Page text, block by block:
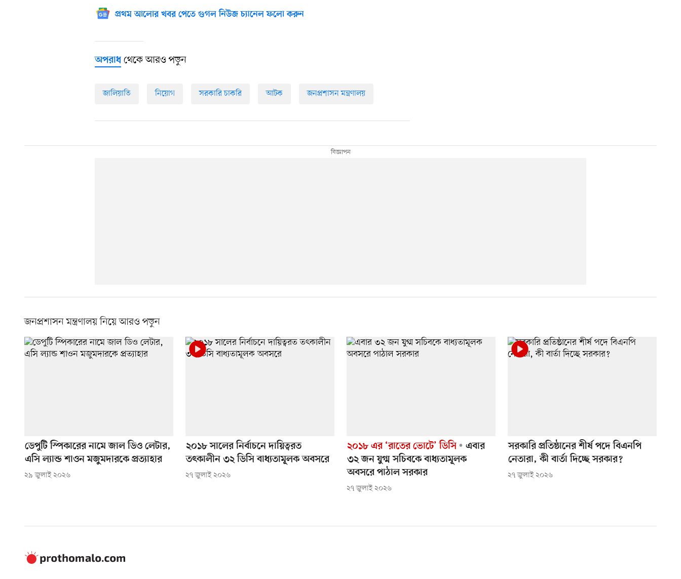
প্রথম আলোর খবর পেতে গুগল নিউজ চ্যানেল ফলো করুন
অপরাধথেকে আরও পড়ুন
জালিয়াতি নিয়োগ সরকারি চাকরি আটক জনপ্রশাসন মন্ত্রণালয়
জনপ্রশাসন মন্ত্রণালয় নিয়ে আরও পড়ুন
ডেপুটি স্পিকারের নামে জাল ডিও লেটার,
এসি ল্যান্ড শাওন মজুমদারকে প্রত্যাহার
২৯ জুলাই ২০২৬
২০১৮ সালের নির্বাচনে দায়িত্বরত
তৎকালীন ৩২ ডিসি বাধ্যতামূলক অবসরে
২৭ জুলাই ২০২৬
২০১৮ এর ‘রাতের ভোটে’ ডিসি
এবার
৩২ জন যুগ্ম সচিবকে বাধ্যতামূলক
অবসরে পাঠাল সরকার
২৭ জুলাই ২০২৬
সরকারি প্রতিষ্ঠানের শীর্ষ পদে বিএনপি
নেতারা, কী বার্তা দিচ্ছে সরকার?
২৭ জুলাই ২০২৬